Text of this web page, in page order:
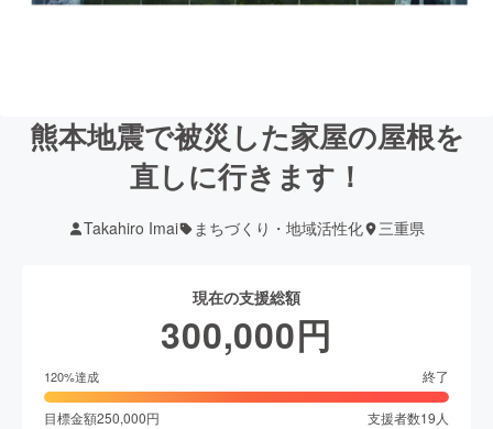
熊本地震で被災した家屋の屋根を
直しに行きます！
Takahiro Imai まちづくり・地域活性化 三重県
現在の支援総額
300,000円
120%達成 終了
目標金額250,000円 支援者数19人